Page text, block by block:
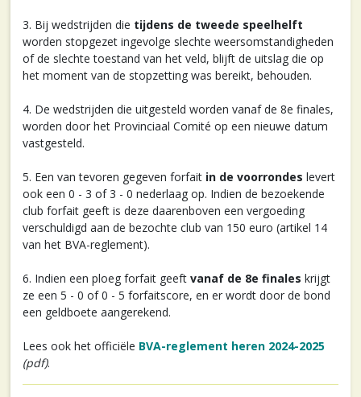
3. Bij wedstrijden die tijdens de tweede speelhelft
worden stopgezet ingevolge slechte weersomstandigheden
of de slechte toestand van het veld, blijft de uitslag die op
het moment van de stopzetting was bereikt, behouden.
4. De wedstrijden die uitgesteld worden vanaf de 8e finales,
worden door het Provinciaal Comité op een nieuwe datum
vastgesteld.
5. Een van tevoren gegeven forfait in de voorrondes levert
ook een 0 - 3 of 3 - 0 nederlaag op. Indien de bezoekende
club forfait geeft is deze daarenboven een vergoeding
verschuldigd aan de bezochte club van 150 euro (artikel 14
van het BVA-reglement).
6. Indien een ploeg forfait geeft vanaf de 8e finales krijgt
ze een 5 - 0 of 0 - 5 forfaitscore, en er wordt door de bond
een geldboete aangerekend.
Lees ook het officiële BVA-reglement heren 2024-2025
(pdf).